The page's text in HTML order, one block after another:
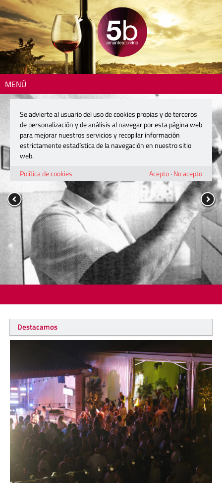
MENÚ
Destacamos
Se advierte al usuario del uso de cookies propias y de terceros
de personalización y de análisis al navegar por esta página web
para mejorar nuestros servicios y recopilar información
estrictamente estadística de la navegación en nuestro sitio
web.
Política de cookies
Acepto· No acepto